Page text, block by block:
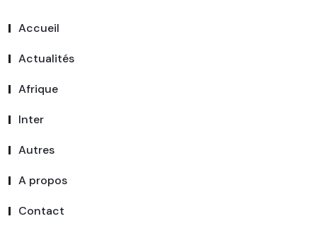
Accueil
Actualités
Afrique
Inter
Autres
A propos
Contact